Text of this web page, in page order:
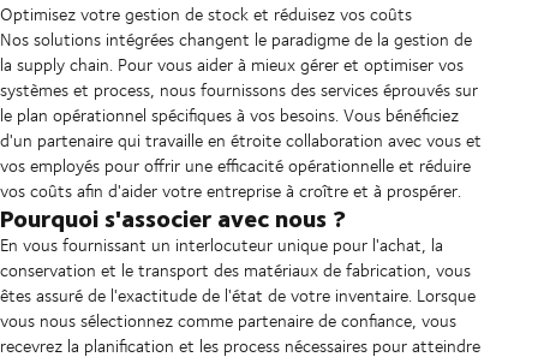
Optimisez votre gestion de stock et réduisez vos coûts
Nos solutions intégrées changent le paradigme de la gestion de
la supply chain. Pour vous aider à mieux gérer et optimiser vos
systèmes et process, nous fournissons des services éprouvés sur
le plan opérationnel spécifiques à vos besoins. Vous bénéficiez
d'un partenaire qui travaille en étroite collaboration avec vous et
vos employés pour offrir une efficacité opérationnelle et réduire
vos coûts afin d'aider votre entreprise à croître et à prospérer.
Pourquoi s'associer avec nous ?
En vous fournissant un interlocuteur unique pour l'achat, la
conservation et le transport des matériaux de fabrication, vous
êtes assuré de l'exactitude de l'état de votre inventaire. Lorsque
vous nous sélectionnez comme partenaire de confiance, vous
recevrez la planification et les process nécessaires pour atteindre